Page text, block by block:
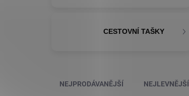
CESTOVNÍ TAŠKY
NEJPRODÁVANĚJŠÍ NEJLEVNĚJŠÍ